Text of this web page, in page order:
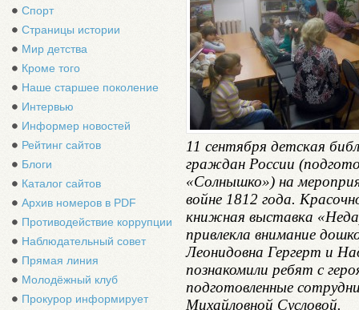
Спорт
Страницы истории
Мир детства
Кроме того
Наше старшее поколение
Интервью
Информер новостей
Рейтинг сайтов
Блоги
Каталог сайтов
Архив номеров в PDF
Противодействие коррупции
Наблюдательный совет
Прямая линия
Молодёжный клуб
Прокурор информирует
11 сентября детская
граждан России
«Солнышко») на
войне 1812 года.
книжная выставка
привлекла внимание
Леонидовна Гергерт и
познакомили ребят с
подготовленные
Михайловной Сусловой.